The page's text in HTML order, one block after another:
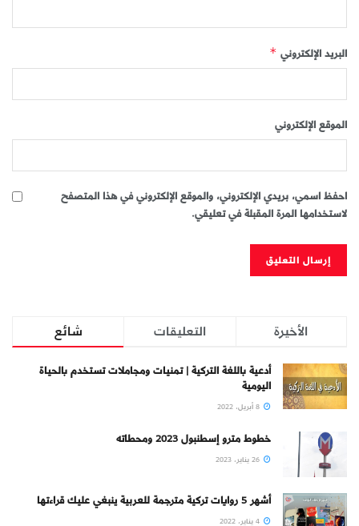
البريد الإلكتروني *
الموقع الإلكتروني
احفظ اسمي، بريدي الإلكتروني، والموقع الإلكتروني في هذا المتصفح
لاستخدامها المرة المقبلة في تعليقي.
شائع التعليقات الأخيرة
أدعية باللغة التركية | تمنيات ومجاملات تستخدم بالحياة
اليومية
خطوط مترو إسطنبول 2023 ومحطاته
أشهر 5 روايات تركية مترجمة للعربية ينبغي عليك قراءتها